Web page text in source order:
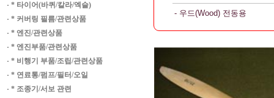
· * 타이어(바퀴/칼라/엑슬)
· * 커버링 필름/관련상품
· * 엔진/관련상품
· * 엔진부품/관련상품
· * 비행기 부품/조립/관련상품
· * 연료통/펌프/필터/오일
· * 조종기/서보 관련
- 우드(Wood) 전동용